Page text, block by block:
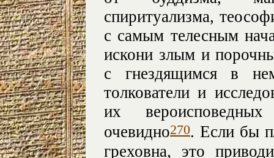
спиритуализма,
с самым телесным
искони злым и
с гнездящимся в
толкователи и
их
очевидно270. Если бы
греховна, это